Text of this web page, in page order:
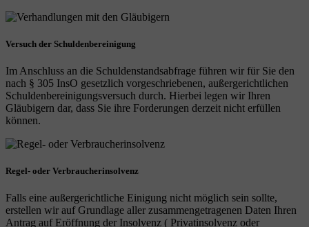
Versuch der Schuldenbereinigung
Im Anschluss an die Schuldenstandsabfrage führen wir für Sie den
nach § 305 InsO gesetzlich vorgeschriebenen, außergerichtlichen
Schuldenbereinigungsversuch durch. Hierbei legen wir Ihren
Gläubigern dar, dass Sie ihre Forderungen derzeit nicht erfüllen
können.
Regel- oder Verbraucherinsolvenz
Falls eine außergerichtliche Einigung nicht möglich sein sollte,
erstellen wir auf Grundlage aller zusammengetragenen Daten Ihren
Antrag auf Eröffnung der Insolvenz ( Privatinsolvenz oder